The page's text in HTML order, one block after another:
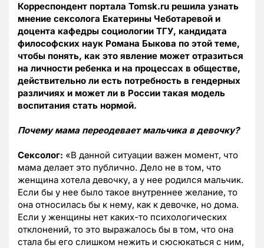
Корреспондент портала Tomsk.ru решила узнать
мнение сексолога Екатерины Чеботаревой и
доцента кафедры социологии ТГУ, кандидата
философских наук Романа Быкова по этой теме,
чтобы понять, как это явление может отразиться
на личности ребенка и на процессах в обществе,
действительно ли есть потребность в гендерных
различиях и может ли в России такая модель
воспитания стать нормой.
Почему мама переодевает мальчика в девочку?
Сексолог: «В данной ситуации важен момент, что
мама делает это публично. Дело не в том, что
женщина хотела девочку, а у нее родился мальчик.
Если бы у нее было такое внутреннее желание, то
она относилась бы к нему, как к девочке, но дома.
Если у женщины нет каких-то психологических
отклонений, то это выражалось бы в том, что она
стала бы его слишком нежить и сюсюкаться с ним,